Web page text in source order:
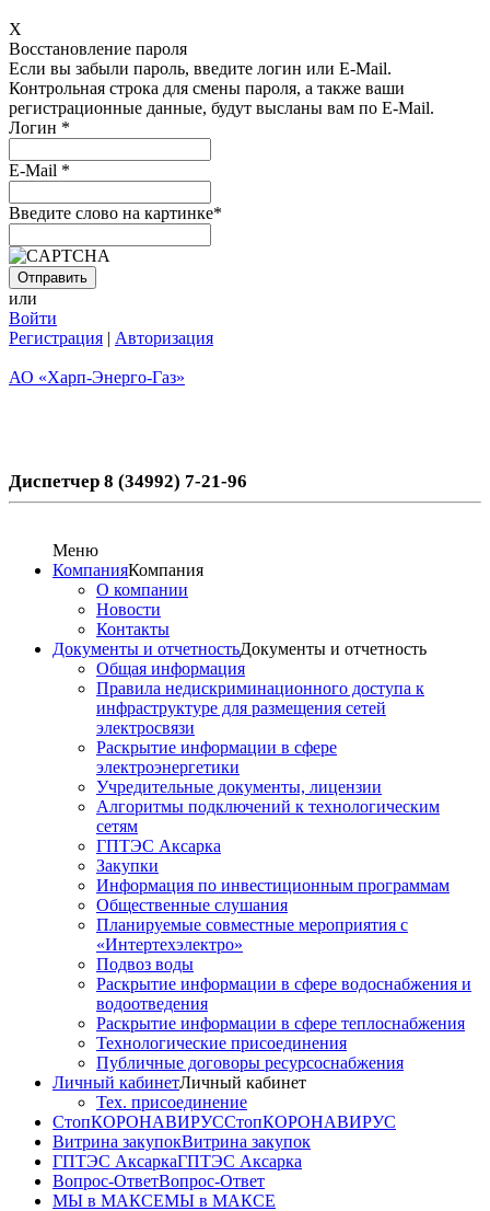
X
Восстановление пароля
Если вы забыли пароль, введите логин или E-Mail.
Контрольная строка для смены пароля, а также ваши
регистрационные данные, будут высланы вам по E-Mail.
Логин *
E-Mail *
Введите слово на картинке*
или
Войти
Регистрация | Авторизация
АО «Харп-Энерго-Газ»
Диспетчер 8 (34992) 7-21-96
Меню
КомпанияКомпания
О компании
Новости
Контакты
Документы и отчетностьДокументы и отчетность
Общая информация
Правила недискриминационного доступа к
инфраструктуре для размещения сетей
электросвязи
Раскрытие информации в сфере
электроэнергетики
Учредительные документы, лицензии
Алгоритмы подключений к технологическим
сетям
ГПТЭС Аксарка
Закупки
Информация по инвестиционным программам
Общественные слушания
Планируемые совместные мероприятия с
«Интертехэлектро»
Подвоз воды
Раскрытие информации в сфере водоснабжения и
водоотведения
Раскрытие информации в сфере теплоснабжения
Технологические присоединения
Публичные договоры ресурсоснабжения
Личный кабинетЛичный кабинет
Тех. присоединение
СтопКОРОНАВИРУССтопКОРОНАВИРУС
Витрина закупокВитрина закупок
ГПТЭС АксаркаГПТЭС Аксарка
Вопрос-ОтветВопрос-Ответ
МЫ в МАКСЕМЫ в МАКСЕ